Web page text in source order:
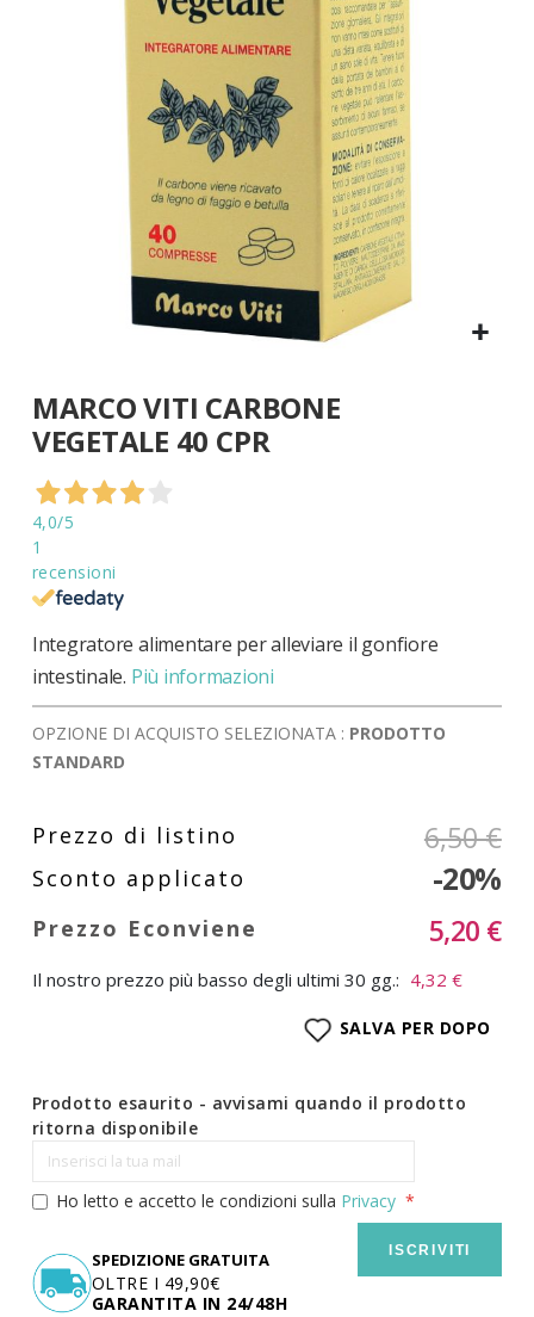
all'inizio
della
galleria
immagini
MARCO VITI CARBONE
VEGETALE 40 CPR
4,0/5
1
recensioni
Integratore alimentare per alleviare il gonfiore
intestinale. Più informazioni
OPZIONE DI ACQUISTO SELEZIONATA : PRODOTTO
STANDARD
6,50 €
-20%
5,20 €
Il nostro prezzo più basso degli ultimi 30 gg.: 4,32 €
SALVA PER DOPO
Prodotto esaurito - avvisami quando il prodotto
ritorna disponibile
Ho letto e accetto le condizioni sulla Privacy
ISCRIVITI
SPEDIZIONE GRATUITA
OLTRE I 49,90€
GARANTITA IN 24/48H